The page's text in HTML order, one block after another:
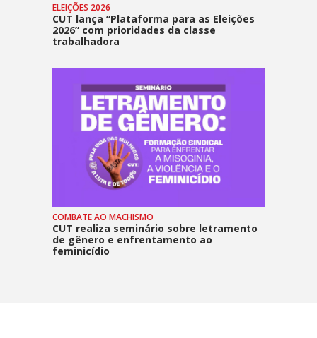
ELEIÇÕES 2026
CUT lança “Plataforma para as Eleições
2026” com prioridades da classe
trabalhadora
COMBATE AO MACHISMO
CUT realiza seminário sobre letramento
de gênero e enfrentamento ao
feminicídio